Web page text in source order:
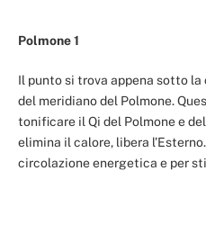
Polmone 1
Il punto si trova appena sotto
del meridiano del Polmone.
tonificare il Qi del Polmone e
elimina il calore, libera
circolazione energetica e per